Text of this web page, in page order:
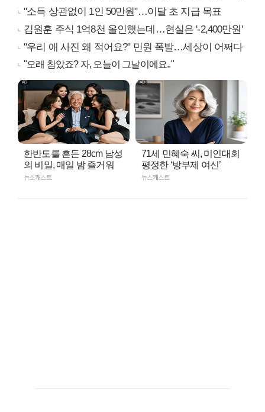
"소득 상관없이 1인 50만원"…이달 초 지급 목표
김원훈 주식 1억8천 올인했는데…현실은 '-2,400만원'
"우리 애 사진 왜 적어요?" 민원 폭발…세상이 어쩌다
"오래 참았죠? 자, 오늘이 그날이에요.."
한반도를 흔든 28cm 남성
의 비밀, 매일 밤 즐거워
뉴스캐스트
71세 민혜숙 씨, 미인대회
평정한 ‘방부제 여신’
뉴스캐스트